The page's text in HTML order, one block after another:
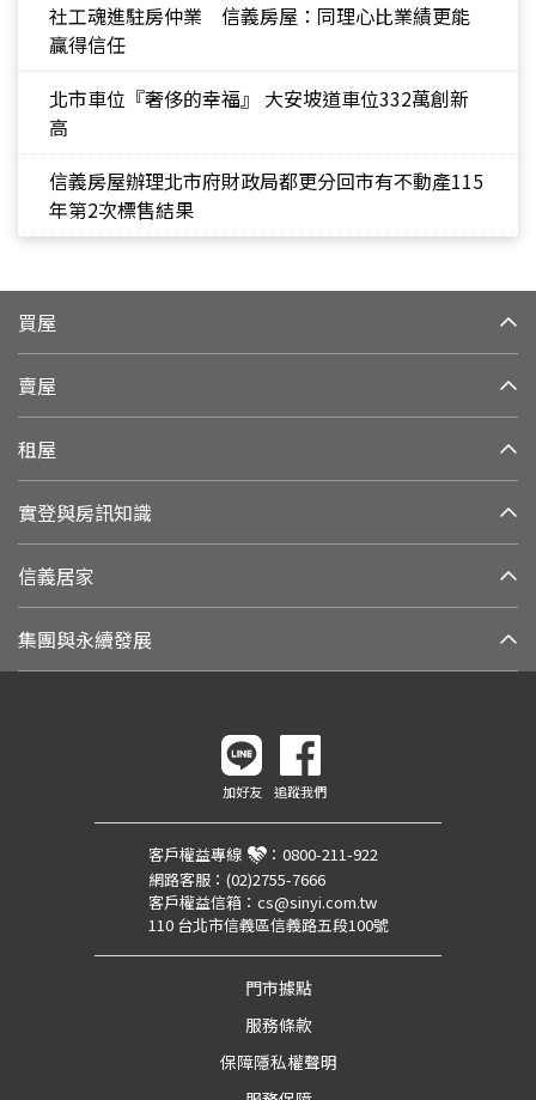
社工魂進駐房仲業 信義房屋：同理心比業績更能
贏得信任
北市車位『奢侈的幸福』 大安坡道車位332萬創新
高
信義房屋辦理北市府財政局都更分回市有不動產115
年第2次標售結果
買屋
賣屋
租屋
實登與房訊知識
信義居家
集團與永續發展
加好友 追蹤我們
客戶權益專線 ： 0800-211-922
網路客服： (02)2755-7666
客戶權益信箱： cs@sinyi.com.tw
110 台北市信義區信義路五段100號
門市據點
服務條款
保障隱私權聲明